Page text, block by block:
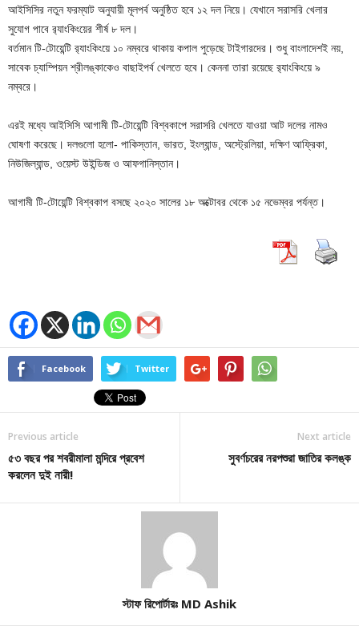
আইসিসির নতুন ফরম্যাট অনুযায়ী মূলপর্ব অনুষ্ঠিত হবে ১২ দল নিয়ে। যেখানে সরাসরি খেলার
সুযোগ পাবে র‌্যাংকিংয়ের শীর্ষ ৮ দল।
বর্তমান টি-টোয়েন্টি র‌্যাংকিংয়ে ১০ নম্বরে থাকায় কপাল পুড়েছে টাইগারদের। শুধু বাংলাদেশই নয়,
সাবেক চ্যাম্পিয়ন শ্রীলঙ্কাকেও বাছাইপর্ব খেলতে হবে। কেননা তারা রয়েছে র‌্যাংকিংয়ে ৯
নম্বরে।
এরই মধ্যে আইসিসি আগামী টি-টোয়েন্টি বিশ্বকাপে সরাসরি খেলতে যাওয়া আট দলের নামও
ঘোষণা করেছে। দলগুলো হলো- পাকিস্তান, ভারত, ইংল্যান্ড, অস্ট্রেলিয়া, দক্ষিণ আফ্রিকা,
নিউজিল্যান্ড, ওয়েস্ট উইন্ডিজ ও আফগানিস্তান।
আগামী টি-টোয়েন্টি বিশ্বকাপ বসছে ২০২০ সালের ১৮ অক্টোবর থেকে ১৫ নভেম্বর পর্যন্ত।
Facebook Twitter
Previous article
৫৩ বছর পর শবরীমালা মন্দিরে প্রবেশ
করলেন দুই নারী!
Next article
সুবর্ণচরের নরপশুরা জাতির কলঙ্ক
স্টাফ রিপোর্টারঃ MD Ashik